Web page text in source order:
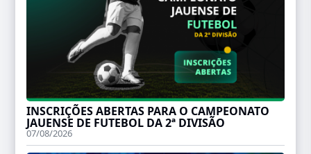
INSCRIÇÕES ABERTAS PARA O CAMPEONATO
JAUENSE DE FUTEBOL DA 2ª DIVISÃO
07/08/2026